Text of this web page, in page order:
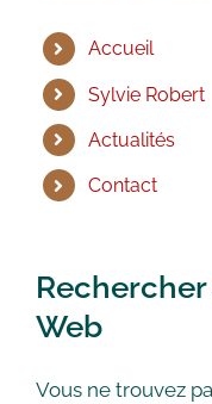
Accueil
Sylvie Robert
Actualités
Contact
Web
Vous ne trouvez